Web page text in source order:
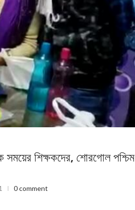
সময়ের শিক্ষকদের, শোরগোল পশ্চিম
0 comment